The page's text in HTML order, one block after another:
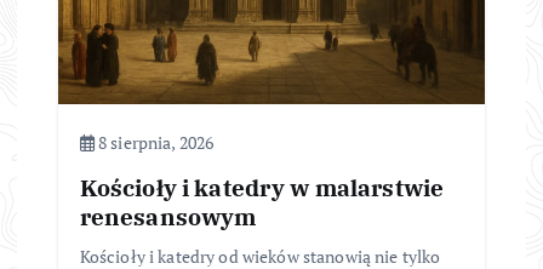
8 sierpnia, 2026
Kościoły i katedry w malarstwie
renesansowym
Kościoły i katedry od wieków stanowią nie tylko